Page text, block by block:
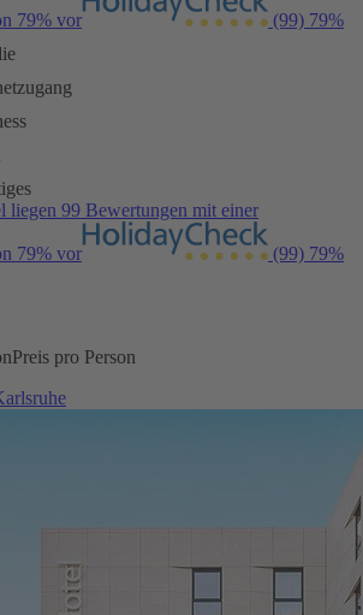
79% vor (99) 79%
liegen 99 Bewertungen mit einer
79% vor (99) 79%
Preis pro Person